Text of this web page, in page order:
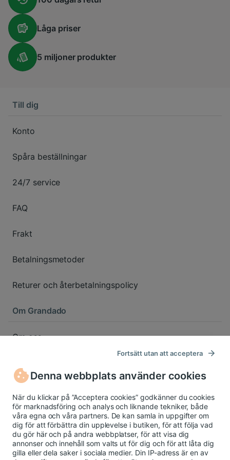
Låga priser
5 miljonerprodukter
Till dig
Konto
Spåra beställningar
24/7 service
FAQ
Frakt
Betalningsmetoder
Returer och återbetalningspolicy
Om Grandado
Om oss
Cookiepolicy
Cookieinställningar
Denna webbplats använder cookies
Fortsätt utan att acceptera
När du klickar på ”Acceptera cookies” godkänner du cookies
för marknadsföring och analys och liknande tekniker, både
våra egna och våra partners. De kan samla in uppgifter om
dig för att förbättra din upplevelse i butiken, för att följa vad
du gör här och på andra webbplatser, för att visa dig
annonser och innehåll som valts ut för dig och för att låta dig
gilla eller dela saker i sociala medier. Din IP-adress är en av